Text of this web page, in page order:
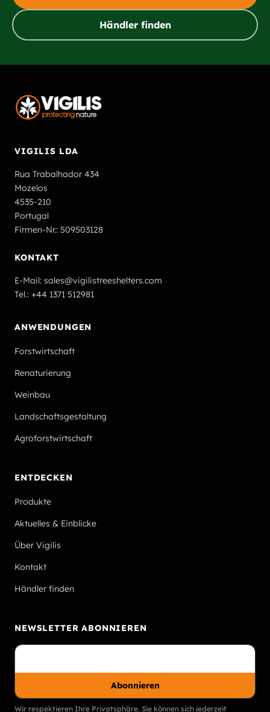
Händler finden
VIGILIS LDA
Rua Trabalhador 434
Mozelos
4535-210
Portugal
Firmen-Nr.: 509503128
KONTAKT
E-Mail: sales@vigilistreeshelters.com
Tel.: +44 1371 512981
ANWENDUNGEN
Forstwirtschaft
Renaturierung
Weinbau
Landschaftsgestaltung
Agroforstwirtschaft
ENTDECKEN
Produkte
Aktuelles & Einblicke
Über Vigilis
Kontakt
Händler finden
NEWSLETTER ABONNIEREN
Abonnieren
Wir respektieren Ihre Privatsphäre. Sie können sich jederzeit